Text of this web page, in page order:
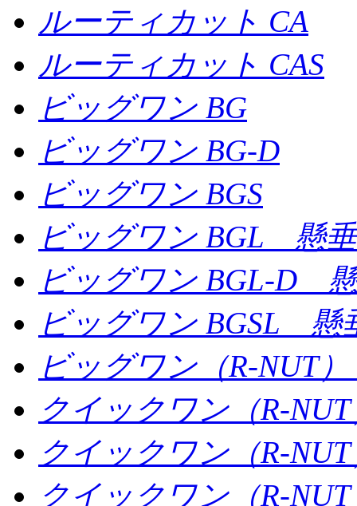
ルーティカット CA
ルーティカット CAS
ビッグワン BG
ビッグワン BG-D
ビッグワン BGS
ビッグワン BGL 懸
ビッグワン BGL-D
ビッグワン BGSL 懸
ビッグワン（R-NUT
クイックワン（R-
クイックワン（R-
クイックワン（R-